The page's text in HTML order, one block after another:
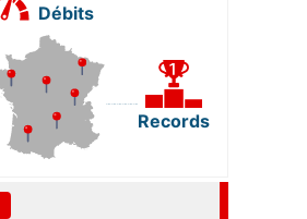
Débits
Records